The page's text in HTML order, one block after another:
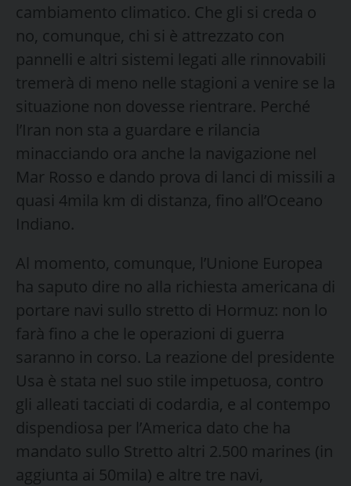
cambiamento climatico. Che gli si creda o
no, comunque, chi si è attrezzato con
pannelli e altri sistemi legati alle rinnovabili
tremerà di meno nelle stagioni a venire se la
situazione non dovesse rientrare. Perché
l’Iran non sta a guardare e rilancia
minacciando ora anche la navigazione nel
Mar Rosso e dando prova di lanci di missili a
quasi 4mila km di distanza, fino all’Oceano
Indiano.
Al momento, comunque, l’Unione Europea
ha saputo dire no alla richiesta americana di
portare navi sullo stretto di Hormuz: non lo
farà fino a che le operazioni di guerra
saranno in corso. La reazione del presidente
Usa è stata nel suo stile impetuosa, contro
gli alleati tacciati di codardia, e al contempo
dispendiosa per l’America dato che ha
mandato sullo Stretto altri 2.500 marines (in
aggiunta ai 50mila) e altre tre navi,